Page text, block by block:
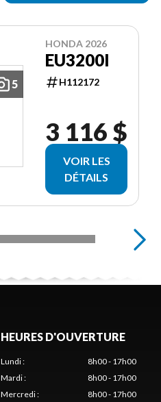
5
HONDA 2026
EU3200I
H112172
3 116 $
VOIR LES
DÉTAILS
HEURES D'OUVERTURE
Lundi:
8h00 - 17h00
Mardi:
8h00 - 17h00
Mercredi: 8h00 - 17h00